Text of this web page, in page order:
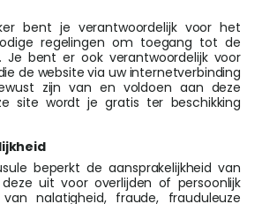
bent je verantwoordelijk voor het
regelingen om toegang tot de
Je bent er ook verantwoordelijk voor
de website via uw internetverbinding
zijn van en voldoen aan deze
site wordt je gratis ter beschikking
beperkt de aansprakelijkheid van
uit voor overlijden of persoonlijk
nalatigheid, fraude, frauduleuze